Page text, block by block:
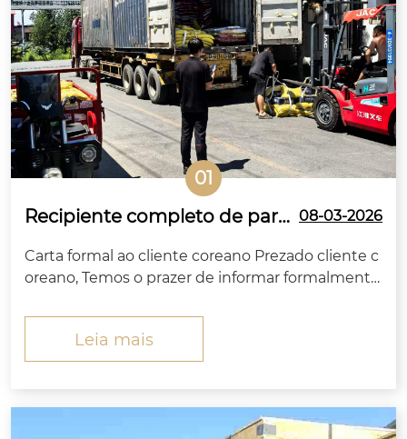
01
Recipiente completo de paraf
drão KS enviados para a Corei
a da Zitai Fastener
08-03-2026
Carta formal ao cliente coreano Prezado cliente c
oreano, Temos o prazer de informar formalmente
istência, juntamente com porcas, arruelas planas
e arruelas de pressão correspondentes, encome
ndados por sua empresa, concluíram a produçã
Leia mais